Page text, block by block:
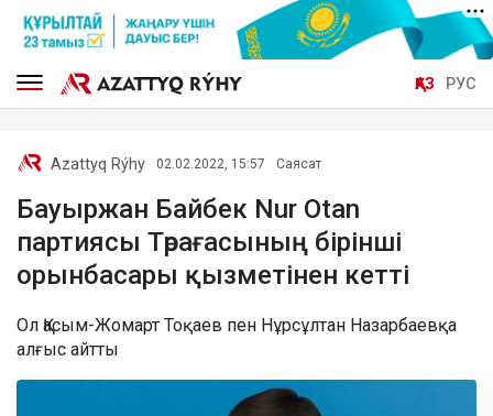
ҚАЗ РУС
Azattyq Rýhy 02.02.2022, 15:57 Саясат
Бауыржан Байбек Nur Otan
партиясы Төрағасының бірінші
орынбасары қызметінен кетті
Ол Қасым-Жомарт Тоқаев пен Нұрсұлтан Назарбаевқа
алғыс айтты